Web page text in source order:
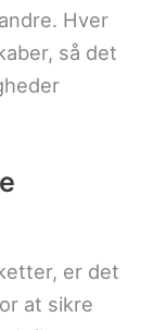
Hver
så det
er det
at sikre